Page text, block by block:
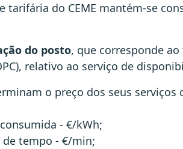
tarifária do CEME mantém-se
do posto, que corresponde
relativo ao serviço de
o preço dos seus
- €/kWh;
tempo - €/min;